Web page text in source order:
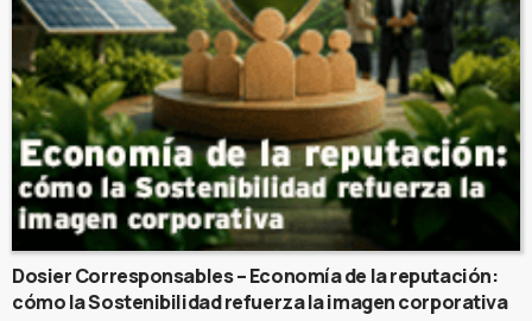
Dosier Corresponsables – Economía de la reputación:
cómo la Sostenibilidad refuerza la imagen corporativa